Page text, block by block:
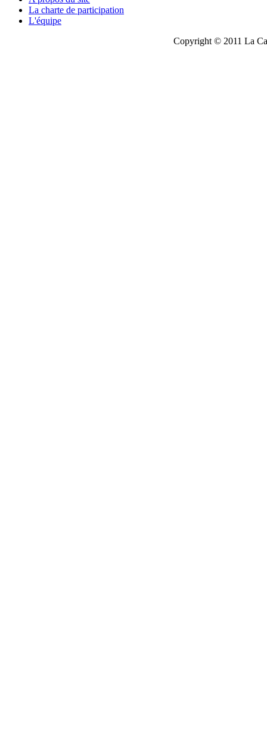
La charte de participation
L'équipe
Copyright © 2011 La